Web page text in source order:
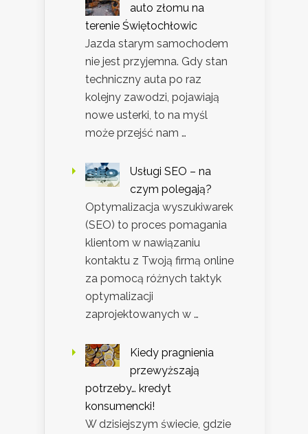
auto złomu na
terenie Świętochłowic
Jazda starym samochodem
nie jest przyjemna. Gdy stan
techniczny auta po raz
kolejny zawodzi, pojawiają
nowe usterki, to na myśl
może przejść nam …
Usługi SEO – na
czym polegają?
Optymalizacja wyszukiwarek
(SEO) to proces pomagania
klientom w nawiązaniu
kontaktu z Twoją firmą online
za pomocą różnych taktyk
optymalizacji
zaprojektowanych w …
Kiedy pragnienia
przewyższają
potrzeby… kredyt
konsumencki!
W dzisiejszym świecie, gdzie